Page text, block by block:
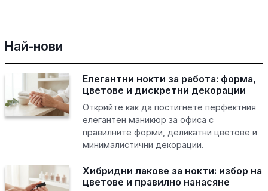
Най-нови
Елегантни нокти за работа: форма,
цветове и дискретни декорации
Открийте как да постигнете перфектния
елегантен маникюр за офиса с
правилните форми, деликатни цветове и
минималистични декорации.
Хибридни лакове за нокти: избор на
цветове и правилно нанасяне